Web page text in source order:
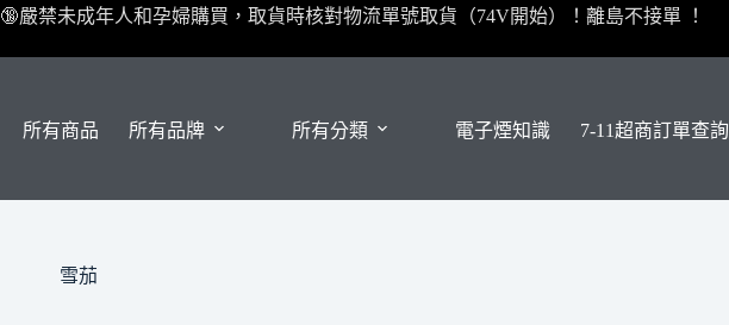
🔞嚴禁未成年人和孕婦購買，取貨時核對物流單號取貨（74V開始）！離島不接單 ！
所有商品 所有品牌 所有分類 電子煙知識 7-11超商訂單查詢
雪茄